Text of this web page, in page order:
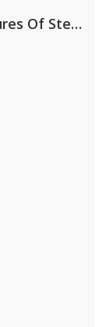
PAWSA & The Adventures Of Stevie V